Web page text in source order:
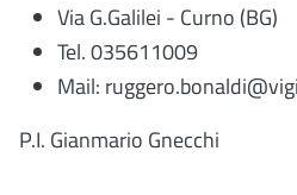
Via G.Galilei - Curno (BG)
Tel. 035611009
Mail:
P.I. Gianmario Gnecchi